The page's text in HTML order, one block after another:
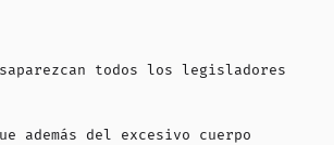
todos los legisladores
además del excesivo cuerpo